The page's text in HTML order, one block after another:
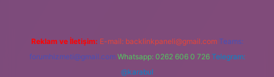
Reklam ve İletişim: E-mail: backlinkpaneli@gmail.com Teams:
forumhizmeti@gmail.com Whatsapp: 0262 606 0 726 Telegram:
@karabul